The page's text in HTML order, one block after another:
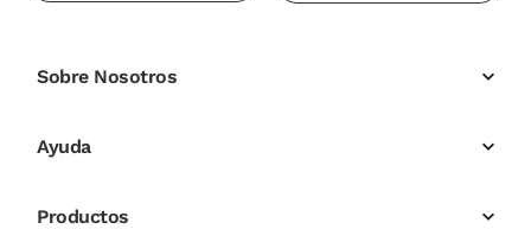
Sobre Nosotros
Ayuda
Productos